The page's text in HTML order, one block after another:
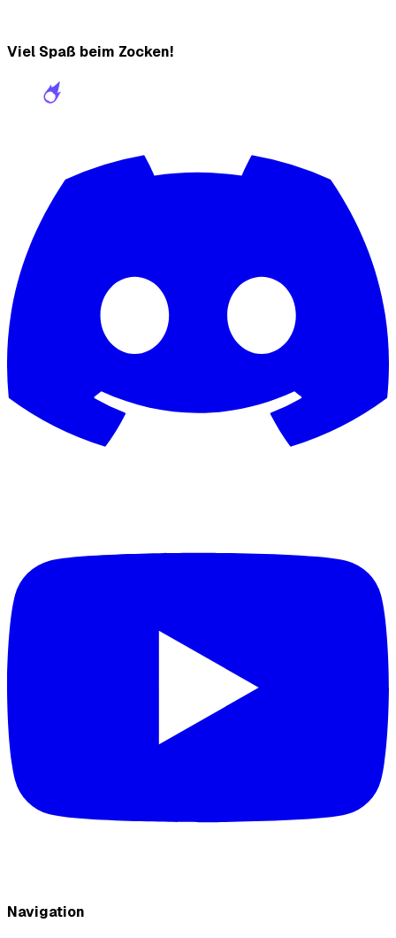
Viel Spaß beim Zocken!
Navigation